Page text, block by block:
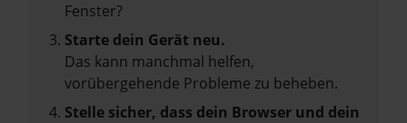
Fenster?
Starte dein Gerät neu.
Das kann manchmal helfen,
vorübergehende Probleme zu beheben.
Stelle sicher, dass dein Browser und dein